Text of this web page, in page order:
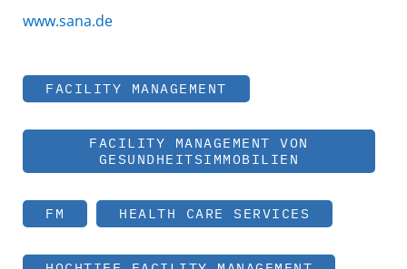
www.sana.de
FACILITY MANAGEMENT
FACILITY MANAGEMENT VON
GESUNDHEITSIMMOBILIEN
FM HEALTH CARE SERVICES